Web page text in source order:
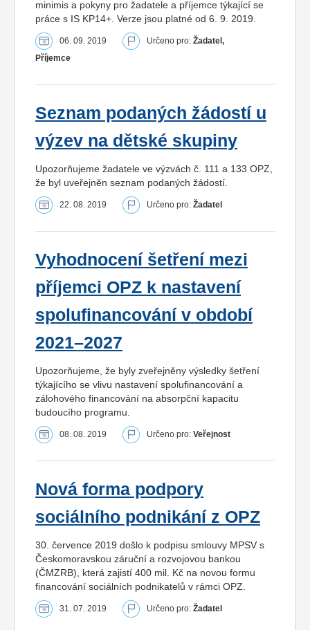
minimis a pokyny pro žadatele a příjemce týkající se
práce s IS KP14+. Verze jsou platné od 6. 9. 2019.
06. 09. 2019 Určeno pro: Žadatel,
Příjemce
Seznam podaných žádostí u
výzev na dětské skupiny
Upozorňujeme žadatele ve výzvách č. 111 a 133 OPZ,
že byl uveřejněn seznam podaných žádostí.
22. 08. 2019 Určeno pro: Žadatel
Vyhodnocení šetření mezi
příjemci OPZ k nastavení
spolufinancování v období
2021–2027
Upozorňujeme, že byly zveřejněny výsledky šetření
týkajícího se vlivu nastavení spolufinancování a
zálohového financování na absorpční kapacitu
budoucího programu.
08. 08. 2019 Určeno pro: Veřejnost
Nová forma podpory
sociálního podnikání z OPZ
30. července 2019 došlo k podpisu smlouvy MPSV s
Českomoravskou záruční a rozvojovou bankou
(ČMZRB), která zajistí 400 mil. Kč na novou formu
financování sociálních podnikatelů v rámci OPZ.
31. 07. 2019 Určeno pro: Žadatel